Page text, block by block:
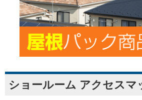
ショールーム アクセスマ